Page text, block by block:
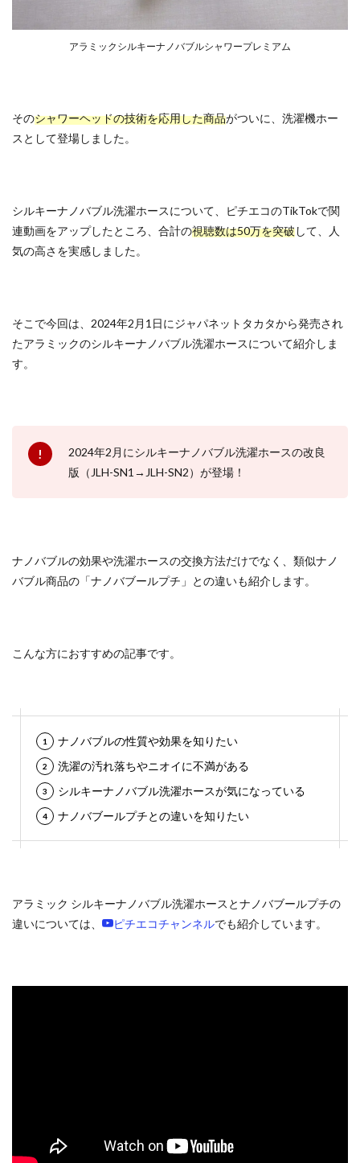
アラミックシルキーナノバブルシャワープレミアム
そのシャワーヘッドの技術を応用した商品がついに、洗濯機ホー
スとして登場しました。
シルキーナノバブル洗濯ホースについて、ピチエコのTikTokで関
連動画をアップしたところ、合計の視聴数は50万を突破して、人
気の高さを実感しました。
そこで今回は、2024年2月1日にジャパネットタカタから発売され
たアラミックのシルキーナノバブル洗濯ホースについて紹介しま
す。
2024年2月にシルキーナノバブル洗濯ホースの改良
版（JLH-SN1→JLH-SN2）が登場！
ナノバブルの効果や洗濯ホースの交換方法だけでなく、類似ナノ
バブル商品の「ナノバブールプチ」との違いも紹介します。
こんな方におすすめの記事です。
ナノバブルの性質や効果を知りたい
洗濯の汚れ落ちやニオイに不満がある
シルキーナノバブル洗濯ホースが気になっている
ナノバブールプチとの違いを知りたい
アラミック シルキーナノバブル洗濯ホースとナノバブールプチの
違いについては、
ピチエコチャンネルでも紹介しています。